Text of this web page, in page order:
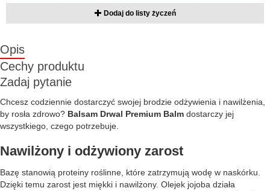
Dodaj do listy życzeń
Opis
Cechy produktu
Zadaj pytanie
Chcesz codziennie dostarczyć swojej brodzie odżywienia i nawilżenia,
by rosła zdrowo? Balsam Drwal Premium Balm dostarczy jej
wszystkiego, czego potrzebuje.
Nawilżony i odżywiony zarost
Bazę stanowią proteiny roślinne, które zatrzymują wodę w naskórku.
Dzięki temu zarost jest miękki i nawilżony. Olejek jojoba działa